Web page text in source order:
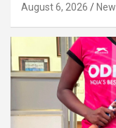
August 6, 2026